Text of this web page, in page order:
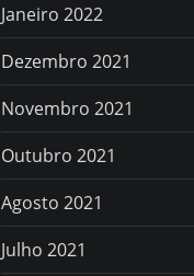
Janeiro 2022
Dezembro 2021
Novembro 2021
Outubro 2021
Agosto 2021
Julho 2021